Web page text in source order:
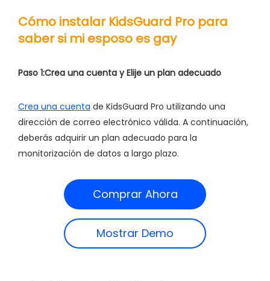
Cómo instalar KidsGuard Pro para
saber si mi esposo es gay
Paso 1:Crea una cuenta y Elije un plan adecuado
Crea una cuenta de KidsGuard Pro utilizando una
dirección de correo electrónico válida. A continuación,
deberás adquirir un plan adecuado para la
monitorización de datos a largo plazo.
Comprar Ahora
Mostrar Demo